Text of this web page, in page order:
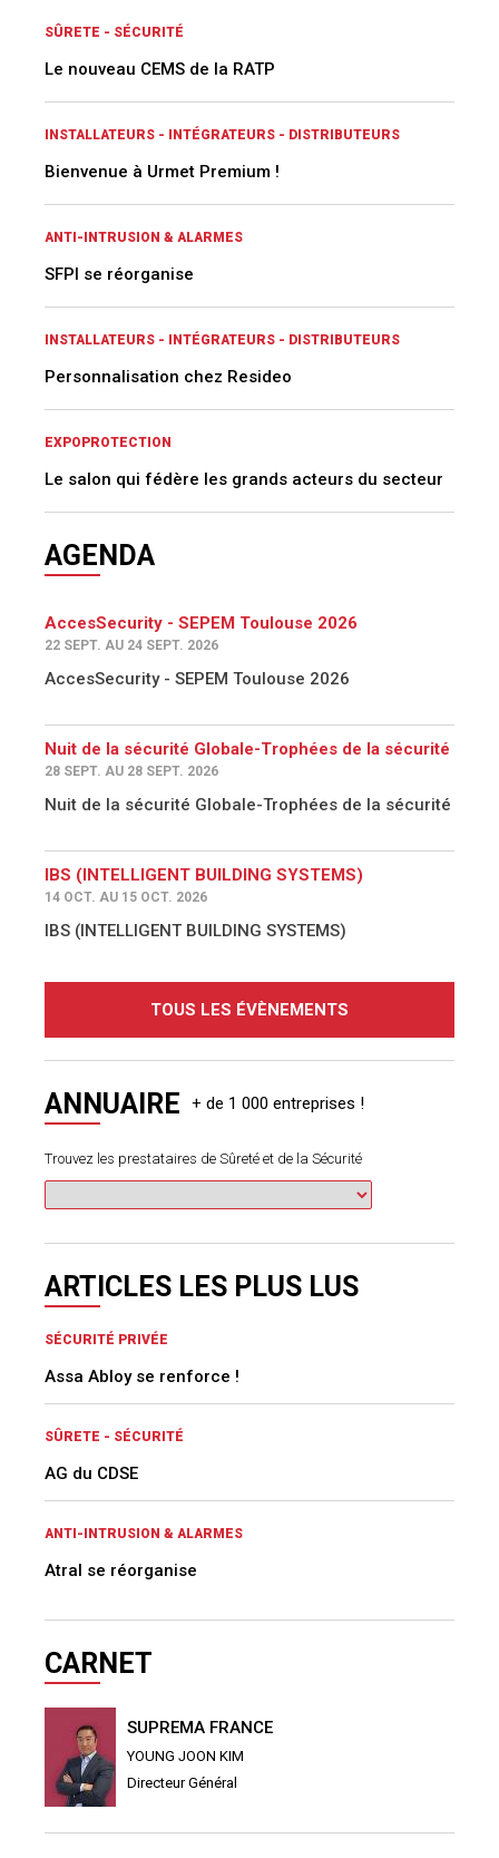
SÛRETE - SÉCURITÉ
Le nouveau CEMS de la RATP
INSTALLATEURS - INTÉGRATEURS - DISTRIBUTEURS
Bienvenue à Urmet Premium !
ANTI-INTRUSION & ALARMES
SFPI se réorganise
INSTALLATEURS - INTÉGRATEURS - DISTRIBUTEURS
Personnalisation chez Resideo
EXPOPROTECTION
Le salon qui fédère les grands acteurs du secteur
AGENDA
AccesSecurity - SEPEM Toulouse 2026
22 SEPT. AU 24 SEPT. 2026
AccesSecurity - SEPEM Toulouse 2026
Nuit de la sécurité Globale-Trophées de la sécurité
28 SEPT. AU 28 SEPT. 2026
Nuit de la sécurité Globale-Trophées de la sécurité
IBS (INTELLIGENT BUILDING SYSTEMS)
14 OCT. AU 15 OCT. 2026
IBS (INTELLIGENT BUILDING SYSTEMS)
TOUS LES ÉVÈNEMENTS
ANNUAIRE
Trouvez les prestataires de Sûreté et de la Sécurité
ARTICLES LES PLUS LUS
SÉCURITÉ PRIVÉE
Assa Abloy se renforce !
SÛRETE - SÉCURITÉ
AG du CDSE
ANTI-INTRUSION & ALARMES
Atral se réorganise
CARNET
SUPREMA FRANCE
YOUNG JOON KIM
Directeur Général